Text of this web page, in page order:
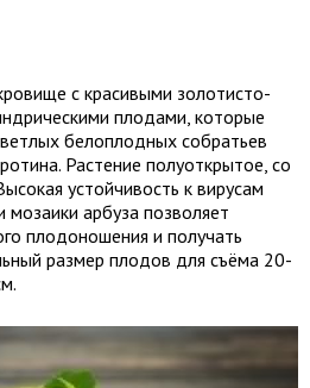
с красивыми золотисто-
плодами, которые
белоплодных собратьев
Растение полуоткрытое, со
устойчивость к вирусам
арбуза позволяет
плодоношения и получать
размер плодов для съёма 20-